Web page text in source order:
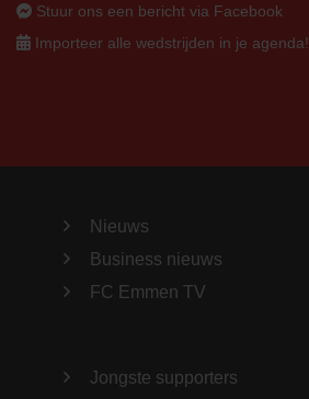
Stuur ons een bericht via Facebook
Importeer alle wedstrijden in je agenda!
Nieuws
Business nieuws
FC Emmen TV
Jongste supporters